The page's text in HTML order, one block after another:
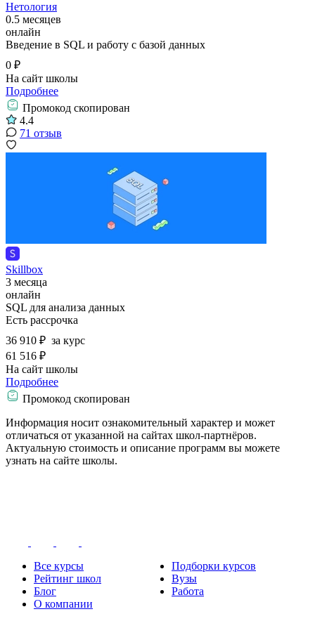
Нетология
0.5 месяцев
онлайн
Введение в SQL и работу с базой данных
0 ₽
На сайт школы
Подробнее
Промокод скопирован
4.4
71 отзыв
Skillbox
3 месяца
онлайн
SQL для анализа данных
Есть рассрочка
36 910 ₽ за курс
61 516 ₽
На сайт школы
Подробнее
Промокод скопирован
Информация носит ознакомительный характер и может
отличаться от указанной на сайтах школ-партнёров.
Актуальную стоимость и описание программ вы можете
узнать на сайте школы.
Все курсы
Подборки курсов
Рейтинг школ
Вузы
Блог
Работа
О компании